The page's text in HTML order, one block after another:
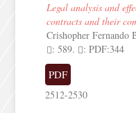
Legal analysis and
contracts and their
Crishopher Fernando
: 589.
: PDF:344
PDF
2512-2530